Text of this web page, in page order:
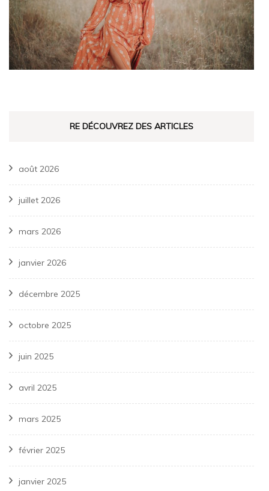
RE DÉCOUVREZ DES ARTICLES
août 2026
juillet 2026
mars 2026
janvier 2026
décembre 2025
octobre 2025
juin 2025
avril 2025
mars 2025
février 2025
janvier 2025